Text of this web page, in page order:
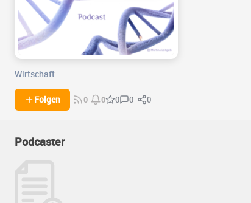
Wirtschaft
Folgen 0 0 0 0 0
Podcaster